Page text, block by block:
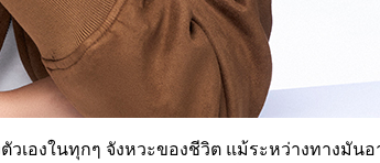
องในทุกๆ จังหวะของชีวิต แม้ระหว่างทางมันอ